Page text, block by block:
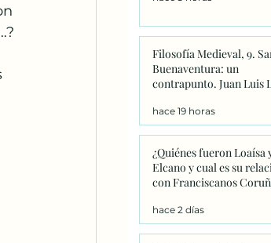
Filosofía Medieval, 9.
Buenaventura: un
contrapunto. Juan Luis
hace 19 horas
¿Quiénes fueron Loaísa
Elcano y cual es su
con Franciscanos
hace 2 días